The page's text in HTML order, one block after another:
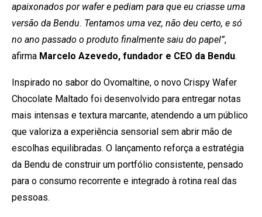
apaixonados por wafer e pediam para que eu criasse uma
versão da Bendu. Tentamos uma vez, não deu certo, e só
no ano passado o produto finalmente saiu do papel”,
afirma Marcelo Azevedo, fundador e CEO da Bendu.
Inspirado no sabor do Ovomaltine, o novo Crispy Wafer
Chocolate Maltado foi desenvolvido para entregar notas
mais intensas e textura marcante, atendendo a um público
que valoriza a experiência sensorial sem abrir mão de
escolhas equilibradas. O lançamento reforça a estratégia
da Bendu de construir um portfólio consistente, pensado
para o consumo recorrente e integrado à rotina real das
pessoas.